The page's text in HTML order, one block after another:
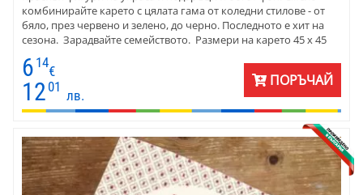
комбинирайте карето с цялата гама от коледни стилове - от
бяло, през червено и зелено, до черно. Последното е хит на
сезона. Зарадвайте семейството. Размери на карето 45 х 45
см. Материята е качествен жакард - памук и полиестер, 50:50.
6 14
€
12 01
лв.
ПОРЪЧАЙ